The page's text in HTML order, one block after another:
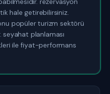
hale getirebilirsiniz.
popüler turizm sektörü
seyahat planlaması
ile fiyat-performans